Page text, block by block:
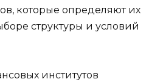
которые определяют их
структуры и условий
институтов